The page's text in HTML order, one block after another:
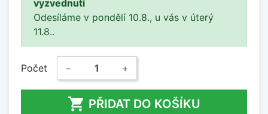
vyzvednutí
Odesíláme v pondělí 10.8., u vás v úterý
11.8..
Počet − +
 PŘIDAT DO KOŠÍKU